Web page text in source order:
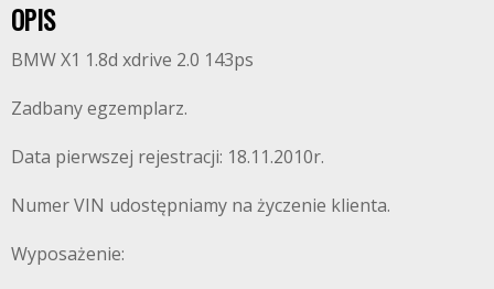
OPIS
BMW X1 1.8d xdrive 2.0 143ps
Zadbany egzemplarz.
Data pierwszej rejestracji: 18.11.2010r.
Numer VIN udostępniamy na życzenie klienta.
Wyposażenie: